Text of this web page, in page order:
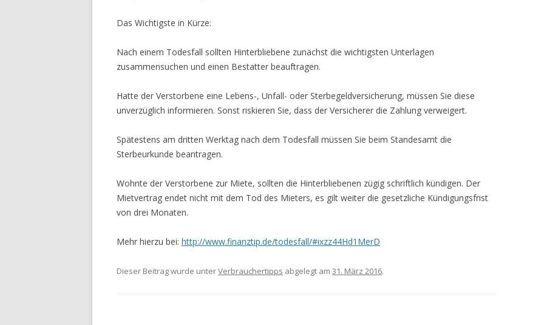
Das Wichtigste in Kürze:
Nach einem Todesfall sollten Hinterbliebene zunächst die wichtigsten Unterlagen
zusammensuchen und einen Bestatter beauftragen.
Hatte der Verstorbene eine Lebens-, Unfall- oder Sterbegeldversicherung, müssen Sie diese
unverzüglich informieren. Sonst riskieren Sie, dass der Versicherer die Zahlung verweigert.
Spätestens am dritten Werktag nach dem Todesfall müssen Sie beim Standesamt die
Sterbeurkunde beantragen.
Wohnte der Verstorbene zur Miete, sollten die Hinterbliebenen zügig schriftlich kündigen. Der
Mietvertrag endet nicht mit dem Tod des Mieters, es gilt weiter die gesetzliche Kündigungsfrist
von drei Monaten.
Mehr hierzu bei: http://www.finanztip.de/todesfall/#ixzz44Hd1MerD
Dieser Beitrag wurde unterVerbrauchertipps abgelegt am 31. März 2016.